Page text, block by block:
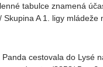
tabulce znamená
Skupina A 1. ligy
cestovala do Lysé